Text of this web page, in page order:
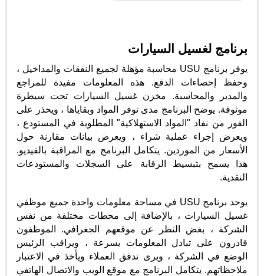
برنامج لغسيل السيارات
يوفر برنامج USU محاسبة مؤهلة لجميع النفقات والمداخيل ،
وحفظ إحصاءات الدفع. هذه المعلومات مفيدة للمراجع
والمدير والمحاسبة. مخزن غسيل السيارات تحت سيطرة
موثوقة. يوضح البرنامج مدى توفر المواد وبقاياها ، ويحذر على
الفور من نفاد "المواد الاستهلاكية" المطلوبة في المستودع ،
ويعرض إجراء عملية شراء ، ويعرض بيانات مقارنة حول
الأسعار من الموردين. يتكامل البرنامج مع المراقبة بالفيديو.
هذا يسمح بتبسيط الرقابة على السجلات والمستودعات
النقدية.
يوحد برنامج USU في مساحة معلومات واحدة جميع موظفي
غسيل السيارات ، بالإضافة إلى محطات مختلفة من نفس
الشركة ، بغض النظر عن موقعهم الجغرافي. الموظفون
قادرون على تبادل المعلومات بسرعة ، ويراقب الرئيس
الوضع في الشركة ، ويرى تدفق العملاء ويأخذ في الاعتبار
ملاحظاتهم. يتكامل البرنامج مع موقع الويب والاتصال الهاتفي